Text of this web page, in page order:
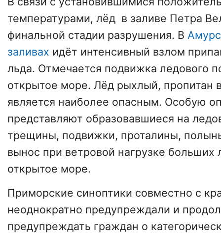
температурами, лёд в заливе Петра
финальной стадии разрушения. В
заливах идёт интенсивный взлом
льда. Отмечается подвижка ледового
открытое море. Лёд рыхлый, пропитан
является наиболее опасным. Особую
представляют образовавшиеся на
трещины, подвижки, проталины,
вынос при ветровой нагрузке больших
открытое море.
Приморские синоптики совместно с
неоднократно предупреждали и
предупреждать граждан о